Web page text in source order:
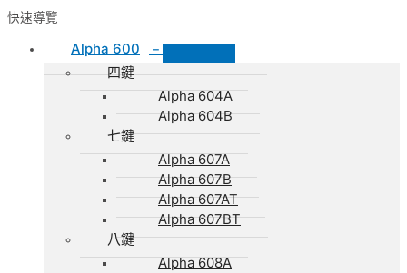
快速導覽
Alpha 600 –
四鍵
Alpha 604A
Alpha 604B
七鍵
Alpha 607A
Alpha 607B
Alpha 607AT
Alpha 607BT
八鍵
Alpha 608A